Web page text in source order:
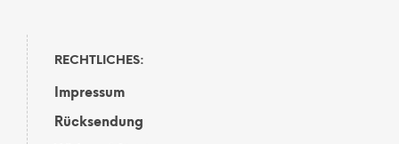
RECHTLICHES:
Impressum
Rücksendung